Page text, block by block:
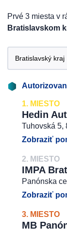
Prvé 3 miesta v
Bratislavskom
1. MIESTO
Hedin
Tuhovská 5,
Zobraziť
2. MIESTO
IMPA
Panónska
Zobraziť
3. MIESTO
MB